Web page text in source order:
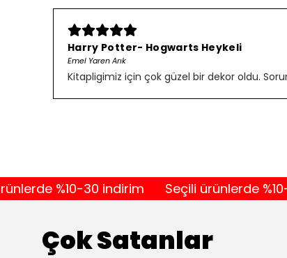
Harry Potter- Hogwarts Heykeli
Emel Yaren Arık
Kitapligimiz için çok güzel bir dekor oldu.
%10-30 indirim Seçili ürünlerde %10-30
Çok Satanlar